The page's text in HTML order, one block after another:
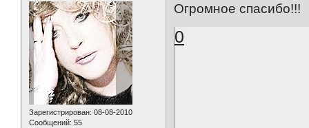
Зарегистрирован: 08-08-2010
Сообщений: 55
Огромное спасибо!!!
0